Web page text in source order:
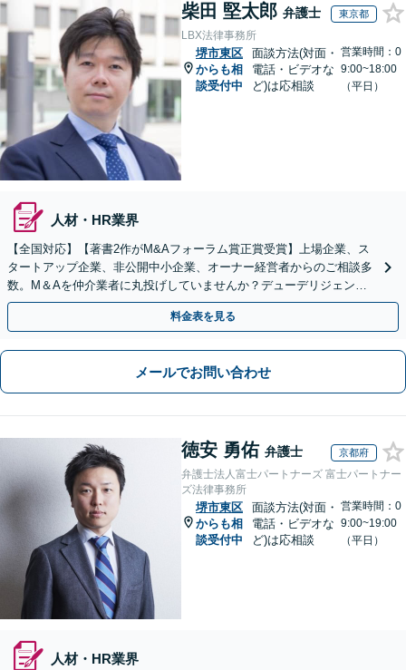
柴田 堅太郎 弁護士 東京都
LBX法律事務所
堺市東区
からも相
談受付中
面談方法(対面・
電話・ビデオな
ど)は応相談
営業時間：0
9:00~18:00
（平日）
人材・HR業界
【全国対応】【著書2作がM&Aフォーラム賞正賞受賞】上場企業、ス
タートアップ企業、非公開中小企業、オーナー経営者からのご相談多
数。M＆Aを仲介業者に丸投げしていませんか？デューデリジェンス
や契約書作成・交渉はお任せください【初回無料】
料金表を見る
メールでお問い合わせ
徳安 勇佑 弁護士 京都府
弁護士法人富士パートナーズ 富士パートナー
ズ法律事務所
堺市東区
からも相
談受付中
面談方法(対面・
電話・ビデオな
ど)は応相談
営業時間：0
9:00~19:00
（平日）
人材・HR業界